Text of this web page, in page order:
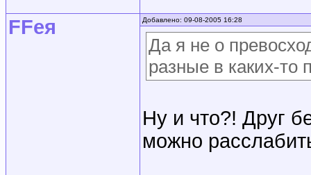
FFея Добавлено: 09-08-2005 16:28
Да я не о
разные в каких-то
Ну и что?! Друг
можно